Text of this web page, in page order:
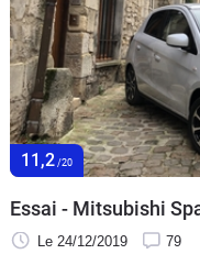
Marques
11,2 /20
Essai - Mitsubishi
Le 24/12/2019 79